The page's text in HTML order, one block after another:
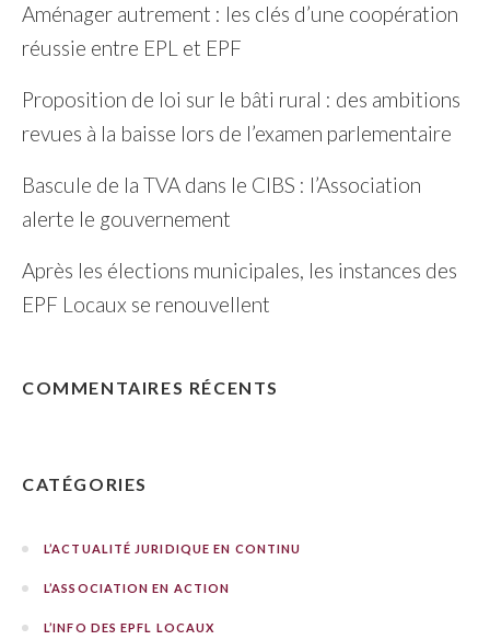
Aménager autrement : les clés d’une coopération
réussie entre EPL et EPF
Proposition de loi sur le bâti rural : des ambitions
revues à la baisse lors de l’examen parlementaire
Bascule de la TVA dans le CIBS : l’Association
alerte le gouvernement
Après les élections municipales, les instances des
EPF Locaux se renouvellent
COMMENTAIRES RÉCENTS
CATÉGORIES
L’ACTUALITÉ JURIDIQUE EN CONTINU
L’ASSOCIATION EN ACTION
L’INFO DES EPFL LOCAUX